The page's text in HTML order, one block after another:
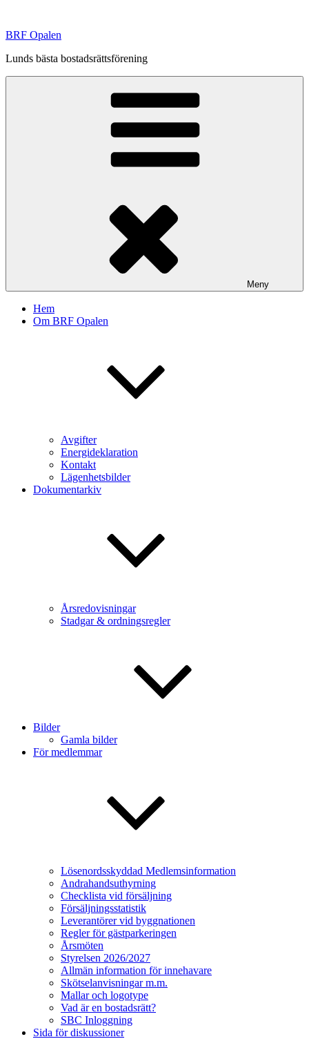
innehåll
BRF Opalen
Lunds bästa bostadsrättsförening
Meny
Hem
Om BRF Opalen
Avgifter
Energideklaration
Kontakt
Lägenhetsbilder
Dokumentarkiv
Årsredovisningar
Stadgar & ordningsregler
Bilder
Gamla bilder
För medlemmar
Lösenordsskyddad Medlemsinformation
Andrahandsuthyrning
Checklista vid försäljning
Försäljningsstatistik
Leverantörer vid byggnationen
Regler för gästparkeringen
Årsmöten
Styrelsen 2026/2027
Allmän information för innehavare
Skötselanvisningar m.m.
Mallar och logotype
Vad är en bostadsrätt?
SBC Inloggning
Sida för diskussioner